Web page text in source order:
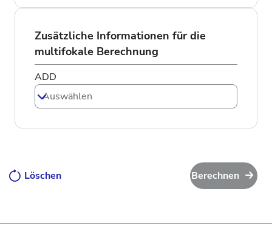
Zusätzliche Informationen für die
multifokale Berechnung
ADD
Auswählen
Löschen Berechnen